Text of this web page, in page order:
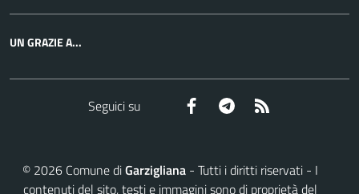
UN GRAZIE A...
Seguici su Facebook Telegram
© 2026Comune diGarzigliana- Tutti i diritti riservati - I
contenuti del sito, testi e immagini sono di proprietà del